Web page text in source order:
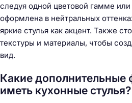
следуя одной цветовой гамме
оформлена в нейтральных
яркие стулья как акцент. Также
текстуры и материалы, чтобы
вид.
Какие дополнительные
иметь кухонные стулья?